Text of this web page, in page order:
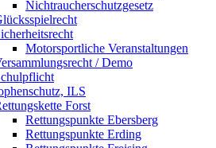
Nichtraucherschutzgesetz
Motorsportliche Veranstaltungen
/ Demo
ILS
Forst
Rettungspunkte Ebersberg
Rettungspunkte Erding